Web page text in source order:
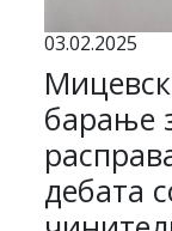
03.02.2025
барање
дебата